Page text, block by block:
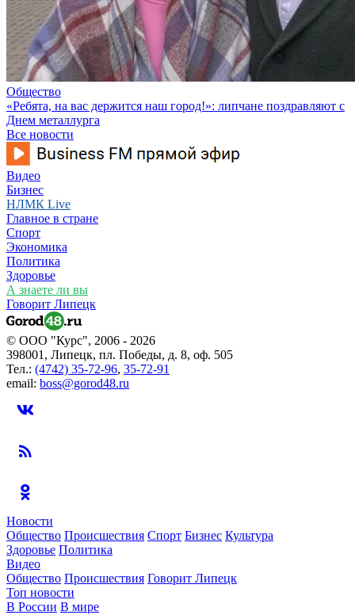
Общество
«Ребята, на вас держится наш город!»: липчане поздравляют с
Днем металлурга
Все новости
Видео
Бизнес
НЛМК Live
Главное в стране
Спорт
Экономика
Политика
Здоровье
А знаете ли вы
Говорит Липецк
© ООО "Курс", 2006 - 2026
398001, Липецк, пл. Победы, д. 8, оф. 505
Тел.: (4742) 35-72-96, 35-72-91
email: boss@gorod48.ru
Новости
Общество Происшествия Спорт Бизнес Культура
Здоровье Политика
Видео
Общество Происшествия Говорит Липецк
Топ новости
В России В мире